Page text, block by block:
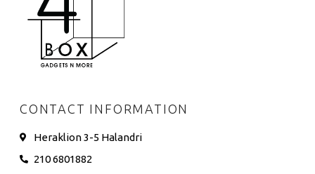
CONTACT INFORMATION
Heraklion 3-5 Halandri
210 6801882